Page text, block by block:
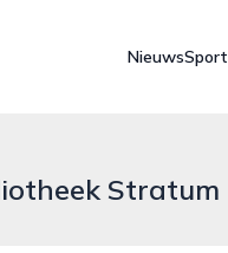
NieuwsSport
Stratum